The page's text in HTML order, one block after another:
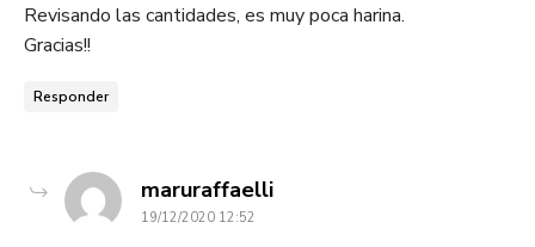
Revisando las cantidades, es muy poca harina.
Gracias!!
Responder
maruraffaellidice:
19/12/2020 12:52